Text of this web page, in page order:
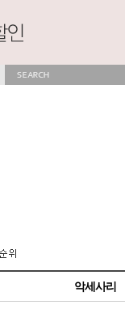
악세사리